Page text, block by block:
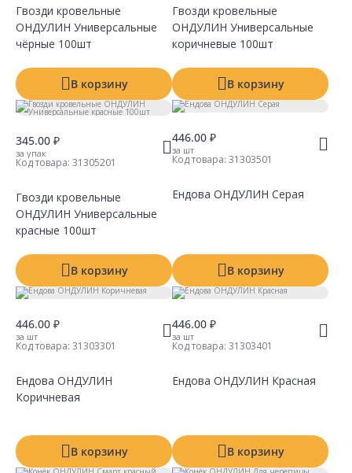
Гвозди кровельные
ОНДУЛИН Универсальные
чёрные 100шт
В корзину
Гвозди кровельные
ОНДУЛИН Универсальные
коричневые 100шт
В корзину
345.00 ₽
за упак
Код товара: 31305201
Гвозди кровельные
ОНДУЛИН Универсальные
красные 100шт
В корзину
446.00 ₽
за шт
Код товара: 31303501
Ендова ОНДУЛИН Серая
В корзину
446.00 ₽
за шт
Код товара: 31303301
Ендова ОНДУЛИН
Коричневая
В корзину
446.00 ₽
за шт
Код товара: 31303401
Ендова ОНДУЛИН Красная
В корзину